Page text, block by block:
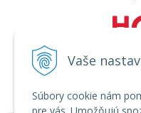
Vaše
Súbory cookie nám